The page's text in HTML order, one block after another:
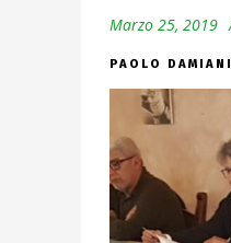
Marzo 25, 2019
PAOLO DAMIANI